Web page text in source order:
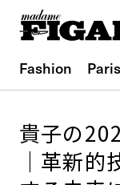
Fashion Paris
貴子の
｜革新